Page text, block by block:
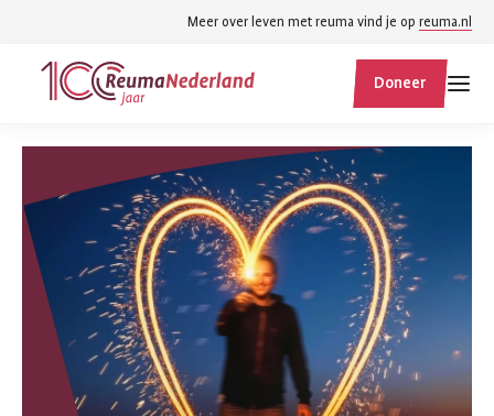
hoofdinhoud
footer
navigatie
Meer over leven met reuma vind je op reuma.nl
ReumaNederland
homepage
Doneer
binnen
reumanederland.nl